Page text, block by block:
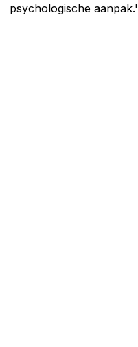
psychologische aanpak.'